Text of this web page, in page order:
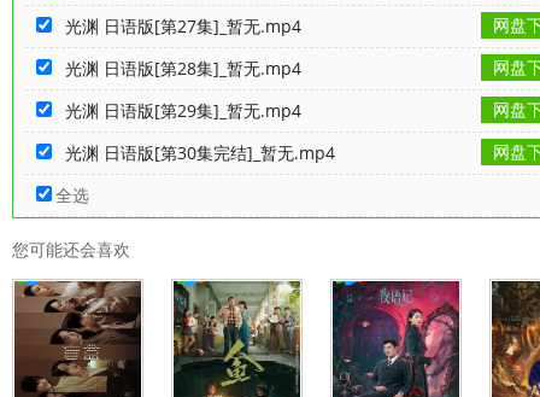
光渊 日语版[第27集]_暂无.mp4
网盘
光渊 日语版[第28集]_暂无.mp4
网盘
光渊 日语版[第29集]_暂无.mp4
网盘
光渊 日语版[第30集完结]_暂无.mp4
网盘
全选
您可能还会喜欢